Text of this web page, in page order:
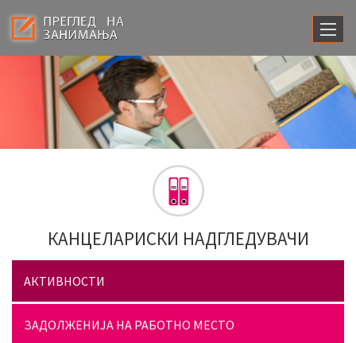
КАНЦЕЛАРИСКИ НАДГЛЕДУВАЧИ
АКТИВНОСТИ
ЗАДОЛЖЕНИЈА НА РАБОТНО МЕСТО